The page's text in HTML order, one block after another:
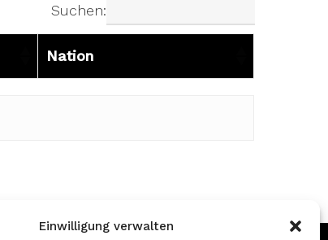
Einwilligung verwalten
Suchen:
Nation